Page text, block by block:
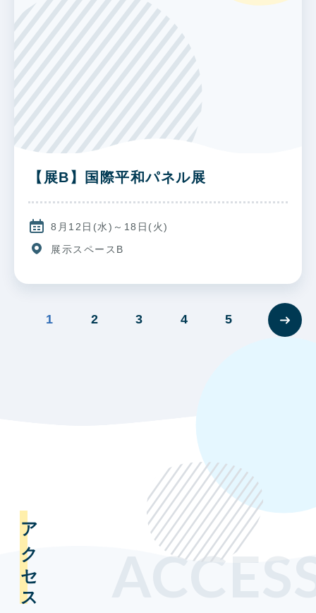
【展B】国際平和パネル展
8月12日(水)～18日(火)
展示スペースB
1 2 3 4 5
アクセス